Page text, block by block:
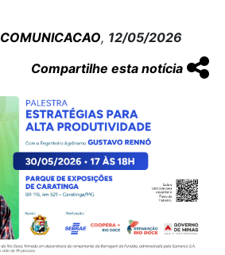
COMUNICACAO, 12/05/2026
Compartilhe esta notícia